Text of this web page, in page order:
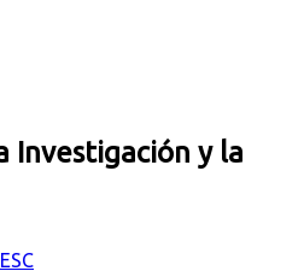
Investigación y la